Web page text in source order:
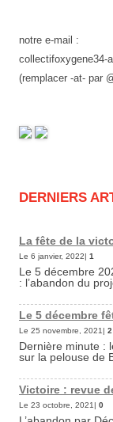
notre e-mail :
collectifoxygene34-
(remplacer -at- par
DERNIERS
La fête de la
Le 6 janvier, 2022| 1
Le 5 décembre
: l’abandon du
Le 5 décembre
Le 25 novembre, 2021| 2
Dernière minute :
sur la pelouse de
Victoire : revue
Le 23 octobre, 2021| 0